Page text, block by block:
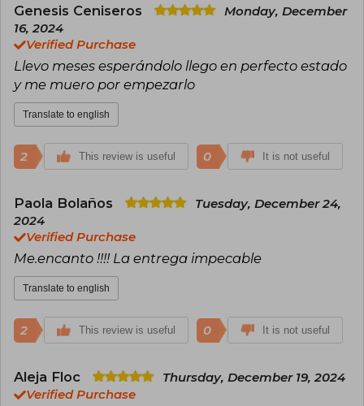
Genesis Ceniseros
Monday, December
16, 2024
Verified Purchase
Llevo meses esperándolo llego en perfecto estado
y me muero por empezarlo
Translate to english
2 This review is useful 0 It is not useful
Paola Bolaños
Tuesday, December 24,
2024
Verified Purchase
Me.encanto !!!! La entrega impecable
Translate to english
2 This review is useful 0 It is not useful
Aleja Floc
Thursday, December 19, 2024
Verified Purchase